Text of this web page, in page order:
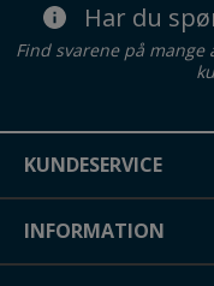
Har du
Find svarene på
KUNDESERVICE
INFORMATION